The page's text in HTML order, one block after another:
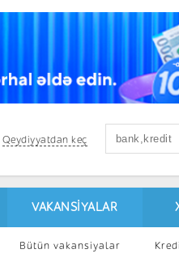
Qeydiyyatdan keç
VAKANSIYALAR
Bütün vakansiyalar